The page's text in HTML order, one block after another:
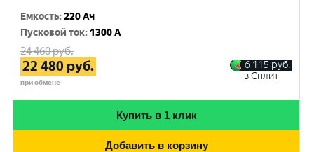
Емкость:220 Ач
Пусковой ток: 1300 A
24 460руб.
22 480 руб.
при обмене
6 115 руб.
в Сплит
Купить в 1 клик
Добавить в корзину